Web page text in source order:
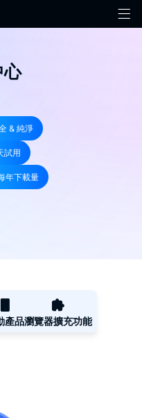
心
& 純淨
試用
年下載量
產品瀏覽器擴充功能